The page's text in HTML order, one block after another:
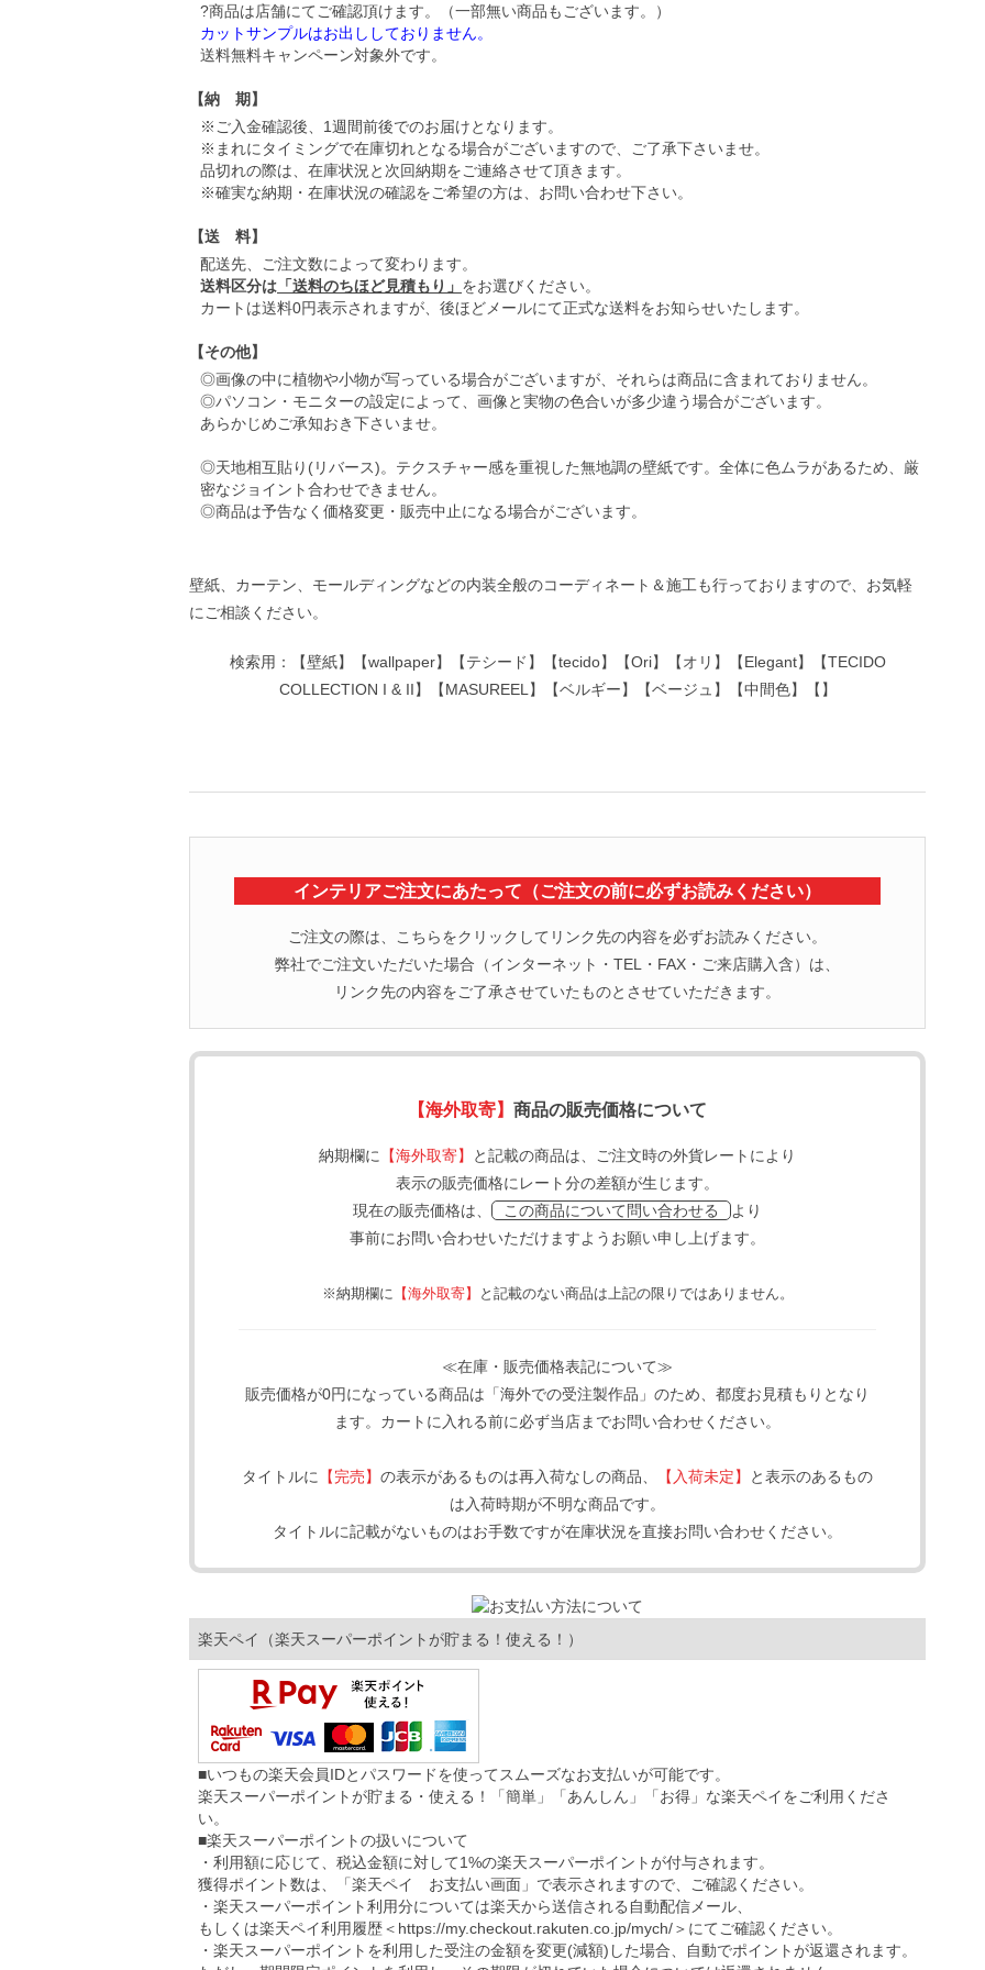
?商品は店舗にてご確認頂けます。（一部無い商品もございます。）
カットサンプルはお出ししておりません。
送料無料キャンペーン対象外です。
【納 期】
※ご入金確認後、1週間前後でのお届けとなります。
※まれにタイミングで在庫切れとなる場合がございますので、ご了承下さいませ。
品切れの際は、在庫状況と次回納期をご連絡させて頂きます。
※確実な納期・在庫状況の確認をご希望の方は、お問い合わせ下さい。
【送 料】
配送先、ご注文数によって変わります。
送料区分は 「送料のちほど見積もり」 をお選びください。
カートは送料0円表示されますが、後ほどメールにて正式な送料をお知らせいたします。
【その他】
◎画像の中に植物や小物が写っている場合がございますが、それらは商品に含まれておりません。
◎パソコン・モニターの設定によって、画像と実物の色合いが多少違う場合がございます。
あらかじめご承知おき下さいませ。
◎天地相互貼り(リバース)。テクスチャー感を重視した無地調の壁紙です。全体に色ムラがあるため、厳
密なジョイント合わせできません。
◎商品は予告なく価格変更・販売中止になる場合がございます。
壁紙、カーテン、モールディングなどの内装全般のコーディネート＆施工も行っておりますので、お気軽
にご相談ください。
検索用：【壁紙】【wallpaper】【テシード】【tecido】【Ori】【オリ】【Elegant】【TECIDO
COLLECTION I & II】【MASUREEL】【ベルギー】【ベージュ】【中間色】【】
インテリアご注文にあたって（ご注文の前に必ずお読みください）
ご注文の際は、こちらをクリックしてリンク先の内容を必ずお読みください。
弊社でご注文いただいた場合（インターネット・TEL・FAX・ご来店購入含）は、
リンク先の内容をご了承させていたものとさせていただきます。
【海外取寄】 商品の販売価格について
納期欄に 【海外取寄】
と記載の商品は、ご注文時の外貨レートにより
表示の販売価格にレート分の差額が生じます。
現在の販売価格は、
この商品について問い合わせる
より
事前にお問い合わせいただけますようお願い申し上げます。
※納期欄に 【海外取寄】 と記載のない商品は上記の限りではありません。
≪在庫・販売価格表記について≫
販売価格が0円になっている商品は「海外での受注製作品」のため、都度お見積もりとなり
ます。カートに入れる前に必ず当店までお問い合わせください。
タイトルに 【完売】 の表示があるものは再入荷なしの商品、 【入荷未定】
と表示のあるもの
は入荷時期が不明な商品です。
タイトルに記載がないものはお手数ですが在庫状況を直接お問い合わせください。
楽天ペイ（楽天スーパーポイントが貯まる！使える！）
■いつもの楽天会員IDとパスワードを使ってスムーズなお支払いが可能です。
楽天スーパーポイントが貯まる・使える！「簡単」「あんしん」「お得」な楽天ペイをご利用くださ
い。
■楽天スーパーポイントの扱いについて
・利用額に応じて、税込金額に対して1%の楽天スーパーポイントが付与されます。
獲得ポイント数は、「楽天ペイ お支払い画面」で表示されますので、ご確認ください。
・楽天スーパーポイント利用分については楽天から送信される自動配信メール、
もしくは楽天ペイ利用履歴＜ https://my.checkout.rakuten.co.jp/mych/＞にてご確認ください。
・楽天スーパーポイントを利用した受注の金額を変更(減額)した場合、自動でポイントが返還されます。